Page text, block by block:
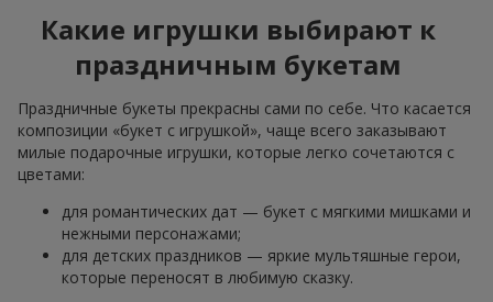
Какие игрушки выбирают к
праздничным букетам
Праздничные букеты прекрасны сами по себе. Что касается
композиции «букет с игрушкой», чаще всего заказывают
милые подарочные игрушки, которые легко сочетаются с
цветами:
для романтических дат — букет с мягкими мишками и
нежными персонажами;
для детских праздников — яркие мультяшные герои,
которые переносят в любимую сказку.